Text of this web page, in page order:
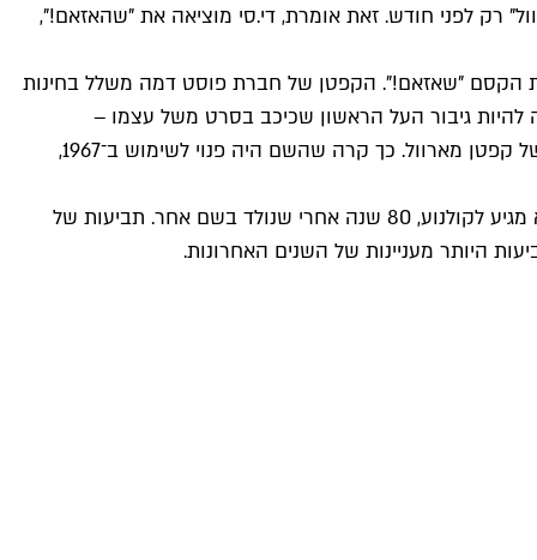
רק לפני חודש. זאת אומרת, די.סי מוציאה את "שהאזאם!",
לגיבור על כשהוא אומר את מילת הקסם "שאזאם!". הקפטן של חברת פוסט דמה משלל בחינות
להיות גיבור העל הראשון שכיכב בסרט משל עצמו –
"הרפתקאות קפטן מארוול". זה לא מצא חן בעיני די.סי, שהגישה תביעה, ואחרי יותר מעשור פוסט נכנעה והפסיקה להדפיס חוברות של קפטן מארוול. כך קרה שהשם היה פנוי לשימוש ב־1967,
חמש שנים אחרי, כשדי.סי רצתה להחיות את גיבור העל שפוסט קברה לבקשתה, היא שינתה את שמו לשהאזאם, ועם השם הזה הוא מגיע לקולנוע, 80 שנה אחרי שנולד בשם אחר. תביעות של
היותר מעניינות של השנים האחרונות.